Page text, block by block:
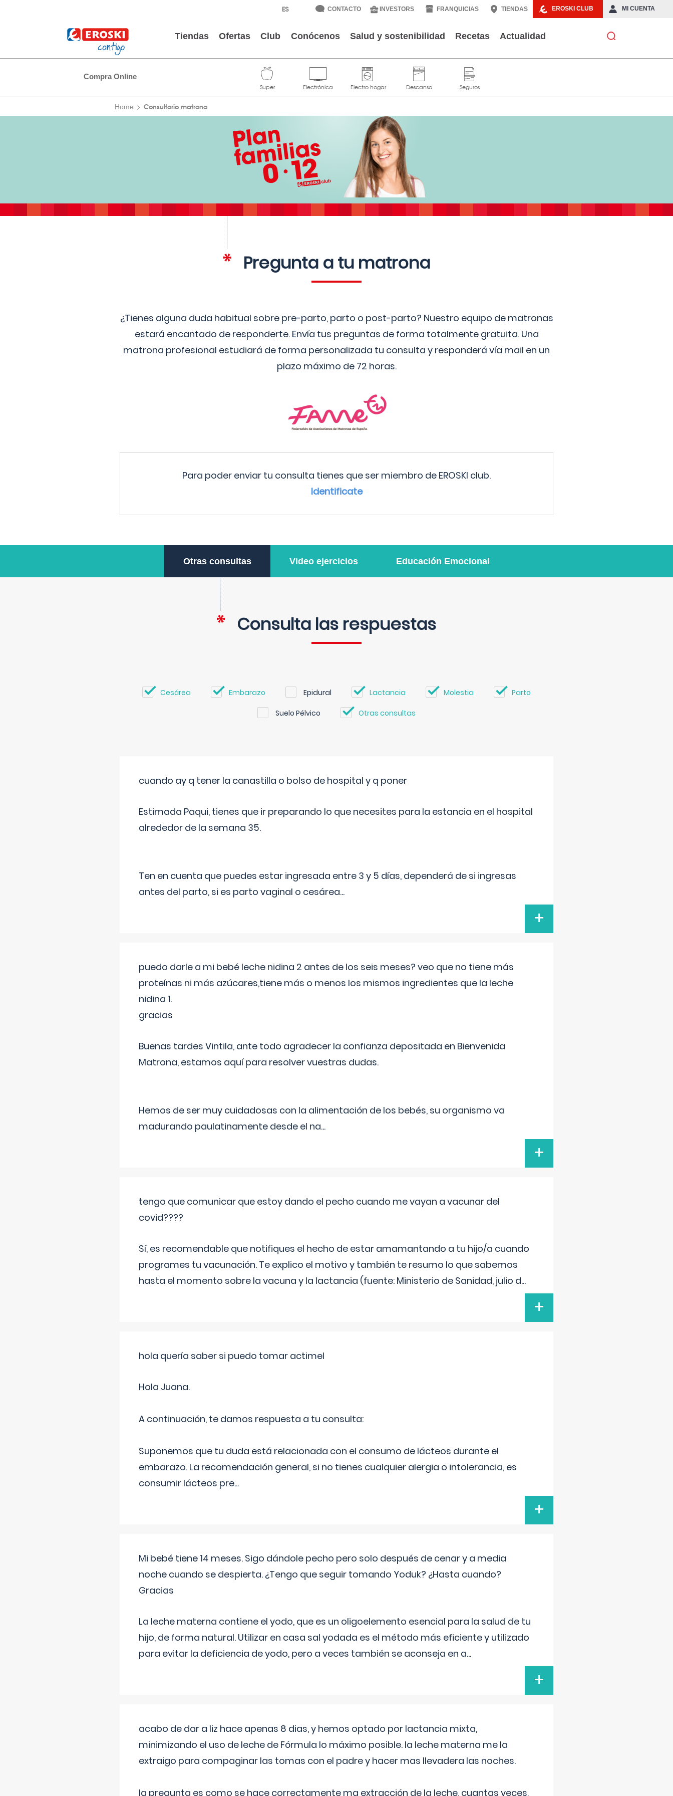
EROSKI CLUB MI CUENTA
CONTACTO INVESTORS FRANQUICIAS TIENDAS
Tiendas Ofertas Club Conócenos Salud y sostenibilidad Recetas Actualidad
Compra Online
Home Consultorio matrona
Pregunta a tu matrona
¿Tienes alguna duda habitual sobre pre-parto, parto o post-parto? Nuestro equipo de matronas
estará encantado de responderte. Envía tus preguntas de forma totalmente gratuita. Una
matrona profesional estudiará de forma personalizada tu consulta y responderá vía mail en un
plazo máximo de 72 horas.
Para poder enviar tu consulta tienes que ser miembro de EROSKI club.
Identificate
Otras consultas Video ejercicios Educación Emocional
Consulta las respuestas
Cesárea Embarazo Epidural Lactancia Molestia Parto
Suelo Pélvico Otras consultas
cuando ay q tener la canastilla o bolso de hospital y q poner
Estimada Paqui, tienes que ir preparando lo que necesites para la estancia en el hospital
alrededor de la semana 35.
Ten en cuenta que puedes estar ingresada entre 3 y 5 días, dependerá de si ingresas
antes del parto, si es parto vaginal o cesárea...
+
puedo darle a mi bebé leche nidina 2 antes de los seis meses? veo que no tiene más
proteínas ni más azúcares,tiene más o menos los mismos ingredientes que la leche
nidina 1.
gracias
Buenas tardes Vintila, ante todo agradecer la confianza depositada en Bienvenida
Matrona, estamos aquí para resolver vuestras dudas.
Hemos de ser muy cuidadosas con la alimentación de los bebés, su organismo va
madurando paulatinamente desde el na...
+
tengo que comunicar que estoy dando el pecho cuando me vayan a vacunar del
covid????
Sí, es recomendable que notifiques el hecho de estar amamantando a tu hijo/a cuando
programes tu vacunación. Te explico el motivo y también te resumo lo que sabemos
hasta el momento sobre la vacuna y la lactancia (fuente: Ministerio de Sanidad, julio d...
+
hola quería saber si puedo tomar actimel
Hola Juana.
A continuación, te damos respuesta a tu consulta:
Suponemos que tu duda está relacionada con el consumo de lácteos durante el
embarazo. La recomendación general, si no tienes cualquier alergia o intolerancia, es
consumir lácteos pre...
+
Mi bebé tiene 14 meses. Sigo dándole pecho pero solo después de cenar y a media
noche cuando se despierta. ¿Tengo que seguir tomando Yoduk? ¿Hasta cuando?
Gracias
La leche materna contiene el yodo, que es un oligoelemento esencial para la salud de tu
hijo, de forma natural. Utilizar en casa sal yodada es el método más eficiente y utilizado
para evitar la deficiencia de yodo, pero a veces también se aconseja en a...
+
acabo de dar a liz hace apenas 8 dias, y hemos optado por lactancia mixta,
minimizando el uso de leche de Fórmula lo máximo posible. la leche materna me la
extraigo para compaginar las tomas con el padre y hacer mas llevadera las noches.
la pregunta es como se hace correctamente ma extracción de la leche, cuantas veces,